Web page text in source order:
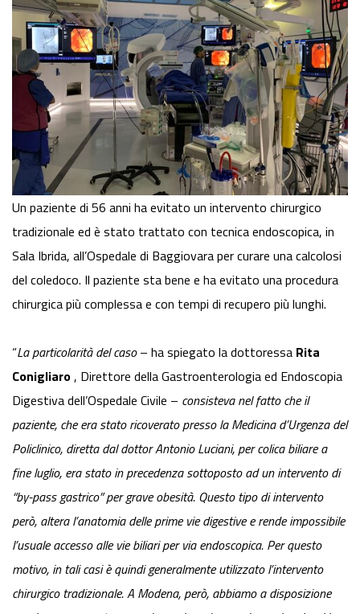
Un paziente di 56 anni ha evitato un intervento chirurgico
tradizionale ed è stato trattato con tecnica endoscopica, in
Sala Ibrida, all’Ospedale di Baggiovara per curare una calcolosi
del coledoco. Il paziente sta bene e ha evitato una procedura
chirurgica più complessa e con tempi di recupero più lunghi.
“La particolarità del caso– ha spiegato la dottoressa Rita
Conigliaro , Direttore della Gastroenterologia ed Endoscopia
Digestiva dell’Ospedale Civile – consisteva nel fatto che il
paziente, che era stato ricoverato presso la Medicina d’Urgenza del
Policlinico, diretta dal dottor Antonio Luciani, per colica biliare a
fine luglio, era stato in precedenza sottoposto ad un intervento di
“by-pass gastrico” per grave obesità. Questo tipo di intervento
però, altera l’anatomia delle prime vie digestive e rende impossibile
l’usuale accesso alle vie biliari per via endoscopica. Per questo
motivo, in tali casi è quindi generalmente utilizzato l’intervento
chirurgico tradizionale. A Modena, però, abbiamo a disposizione